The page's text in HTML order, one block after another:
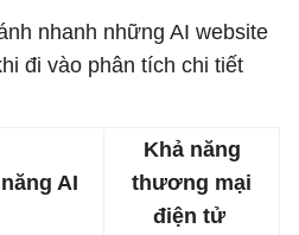
nhanh những AI website
đi vào phân tích chi tiết
AI
Khả năng
thương mại
điện tử